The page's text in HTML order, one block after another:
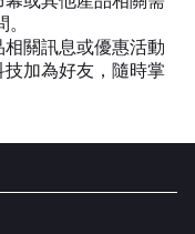
關訊息或優惠活動
加為好友，隨時掌